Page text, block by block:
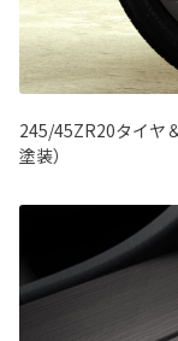
245/45ZR20タイヤ
塗装）